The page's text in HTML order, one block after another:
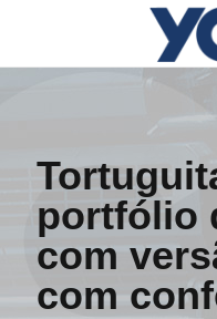
portfólio
com
com